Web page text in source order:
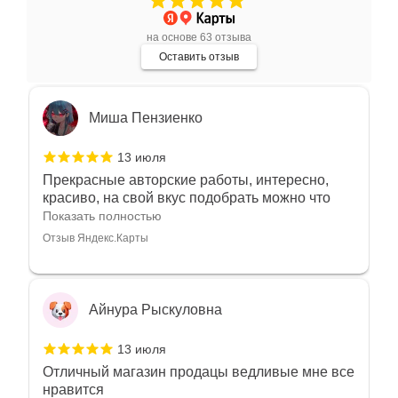
на основе 63 отзыва
Оставить отзыв
индивидуально и завораживает своей
красотой! Трудно не купить всё! Спасибо!
Отзыв Яндекс.Карты
Миша Пензиенко
13 июля
Прекрасные авторские работы, интересно,
красиво, на свой вкус подобрать можно что
угодно
Показать полностью
Отзыв Яндекс.Карты
Айнура Рыскуловна
13 июля
Отличный магазин продацы ведливые мне все
нравится